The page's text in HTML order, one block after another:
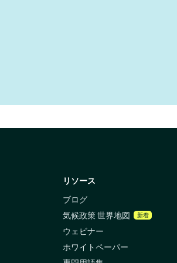
リソース
ブログ
気候政策 世界地図
新着
ウェビナー
ホワイトペーパー